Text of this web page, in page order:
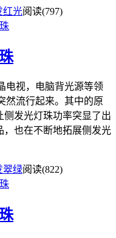
红光阅读(797)
电视，电脑背光源等领
然流行起来。其中的原
侧发光灯珠功率突显了出
，也在不断地拓展侧发光
翠绿阅读(822)